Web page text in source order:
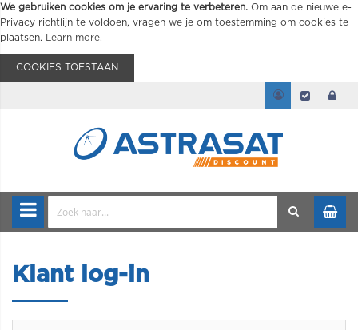
We gebruiken cookies om je ervaring te verbeteren. Om aan de nieuwe e-
Privacy richtlijn te voldoen, vragen we je om toestemming om cookies te
plaatsen.
Learn more.
COOKIES TOESTAAN
Klant log-in